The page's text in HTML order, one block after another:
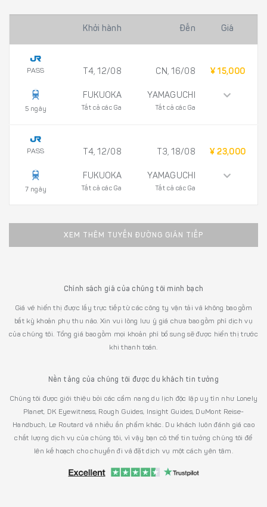
Khởi hành Đến Giá
PASS
5 ngày
T4, 12/08
FUKUOKA
Tất cả các Ga
CN, 16/08
YAMAGUCHI
Tất cả các Ga
¥ 15,000
PASS
7 ngày
T4, 12/08
FUKUOKA
Tất cả các Ga
T3, 18/08
YAMAGUCHI
Tất cả các Ga
¥ 23,000
XEM THÊM TUYẾN ĐƯỜNG GIÁN TIẾP
Chính sách giá của chúng tôi minh bạch
Giá vé hiển thị được lấy trực tiếp từ các công ty vận tải và không bao gồm
bất kỳ khoản phụ thu nào. Xin vui lòng lưu ý giá chưa bao gồm phí dịch vụ
của chúng tôi. Tổng giá bao gồm mọi khoản phí bổ sung sẽ được hiển thị trước
khi thanh toán.
Nền tảng của chúng tôi được du khách tin tưởng
Chúng tôi được giới thiệu bởi các cẩm nang du lịch độc lập uy tín như Lonely
Planet, DK Eyewitness, Rough Guides, Insight Guides, DuMont Reise-
Handbuch, Le Routard và nhiều ấn phẩm khác. Du khách luôn đánh giá cao
chất lượng dịch vụ của chúng tôi, vì vậy bạn có thể tin tưởng chúng tôi để
lên kế hoạch cho chuyến đi và đặt dịch vụ một cách yên tâm.